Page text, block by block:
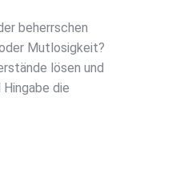
beherrschen
Mutlosigkeit?
lösen und
die